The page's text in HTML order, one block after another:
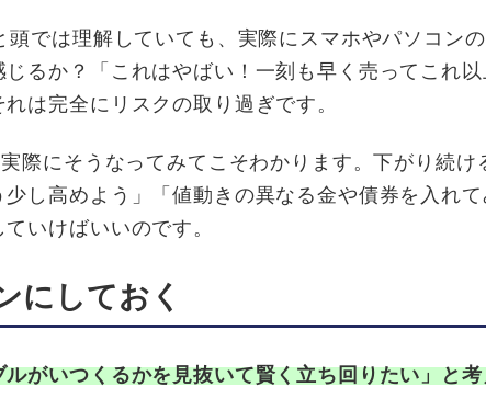
頭では理解していても、実際にスマホやパソコン
るか？「これはやばい！一刻も早く売ってこれ
は完全にリスクの取り過ぎです。
際にそうなってみてこそわかります。下がり続け
し高めよう」「値動きの異なる金や債券を入れて
いけばいいのです。
にしておく
がいつくるかを見抜いて賢く立ち回りたい」と考